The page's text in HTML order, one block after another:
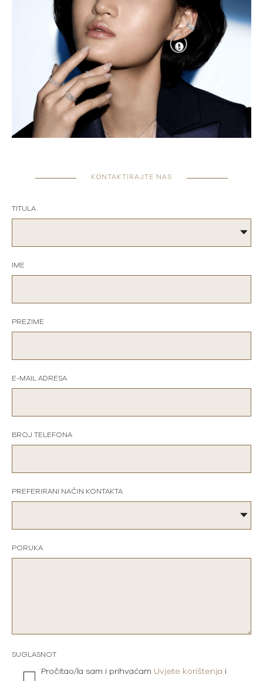
KONTAKTIRAJTE NAS
TITULA
IME
PREZIME
E-MAIL ADRESA
BROJ TELEFONA
PREFERIRANI NAČIN KONTAKTA
PORUKA
SUGLASNOT
Pročitao/la sam i prihvaćam Uvjete korištenja i